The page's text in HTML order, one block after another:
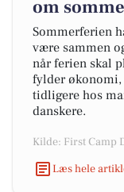
om
Sommerferien
være sammen
når ferien skal
fylder
tidligere hos
danskere.
Kilde: First Camp
Læs hele